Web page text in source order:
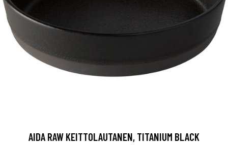
AIDA RAW KEITTOLAUTANEN, TITANIUM BLACK